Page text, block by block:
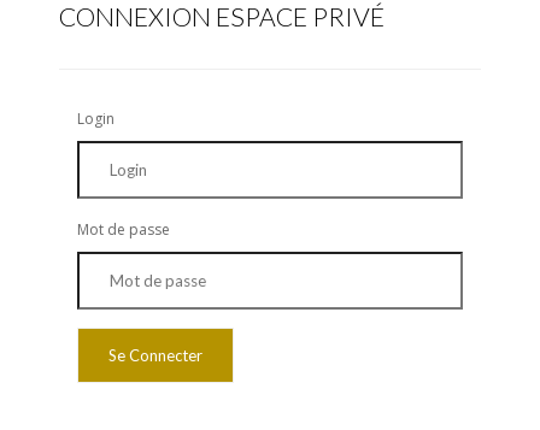
CONNEXION ESPACE PRIVÉ
Login
Mot de passe
Se Connecter